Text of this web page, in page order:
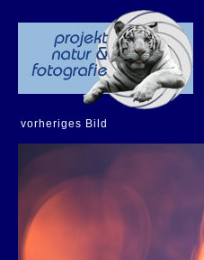
vorheriges Bild